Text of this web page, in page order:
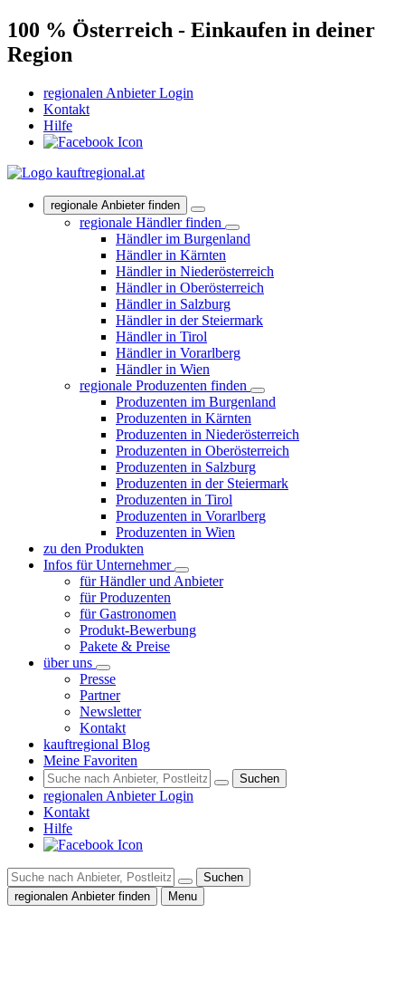
100 % Österreich - Einkaufen in deiner
Region
regionalen Anbieter Login
Kontakt
Hilfe
regionale Anbieter finden
regionale Händler finden
Händler im Burgenland
Händler in Kärnten
Händler in Niederösterreich
Händler in Oberösterreich
Händler in Salzburg
Händler in der Steiermark
Händler in Tirol
Händler in Vorarlberg
Händler in Wien
regionale Produzenten finden
Produzenten im Burgenland
Produzenten in Kärnten
Produzenten in Niederösterreich
Produzenten in Oberösterreich
Produzenten in Salzburg
Produzenten in der Steiermark
Produzenten in Tirol
Produzenten in Vorarlberg
Produzenten in Wien
zu den Produkten
Infos für Unternehmer
für Händler und Anbieter
für Produzenten
für Gastronomen
Produkt-Bewerbung
Pakete & Preise
über uns
Presse
Partner
Newsletter
Kontakt
kauftregional Blog
Meine Favoriten
Suchen
regionalen Anbieter Login
Kontakt
Hilfe
Suchen
regionalen Anbieter finden
Menu